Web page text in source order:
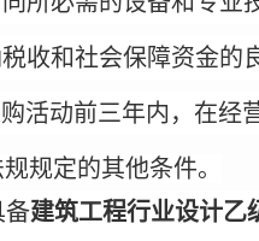
收和社会保障资金的
活动前三年内，在经
规定的其他条件。
备建筑工程行业设计乙